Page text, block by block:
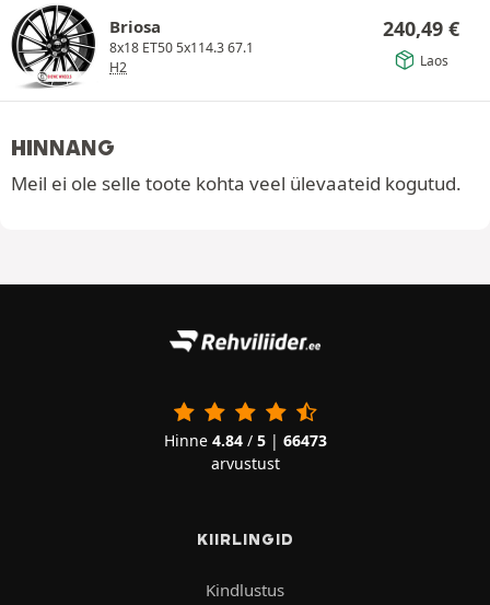
Briosa
8x18 ET50 5x114.3 67.1
H2
240,49 €
Laos
HINNANG
Meil ei ole selle toote kohta veel ülevaateid kogutud.
Hinne 4.84/ 5| 66473
arvustust
KIIRLINGID
Kindlustus